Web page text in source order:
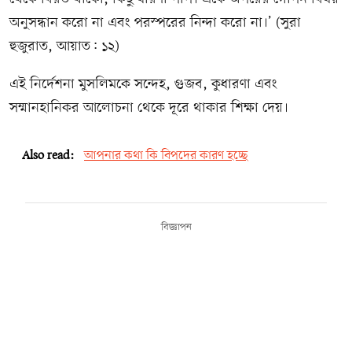
অনুসন্ধান করো না এবং পরস্পরের নিন্দা করো না।’ (সুরা
হুজুরাত, আয়াত: ১২)
এই নির্দেশনা মুসলিমকে সন্দেহ, গুজব, কুধারণা এবং
সম্মানহানিকর আলোচনা থেকে দূরে থাকার শিক্ষা দেয়।
Also read: আপনার কথা কি বিপদের কারণ হচ্ছে
বিজ্ঞাপন